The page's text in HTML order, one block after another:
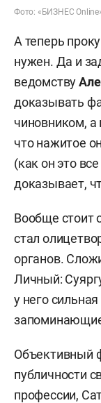
Фото: «БИЗНЕС
А теперь
нужен. Да и
ведомству
доказывать
чиновником, а
что нажитое
(как он это
доказывает,
Вообще стоит
стал
органов.
Личный:
у него
Объективный
публичности
профессии,